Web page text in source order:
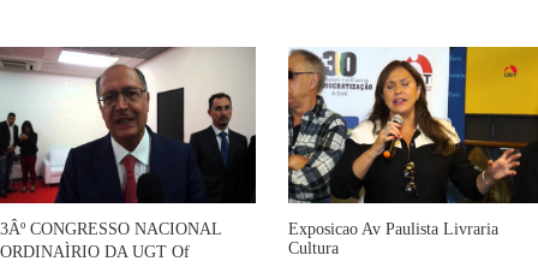
3Âº CONGRESSO NACIONAL
ORDINAÌRIO DA UGT Of
Exposicao Av Paulista Livraria
Cultura